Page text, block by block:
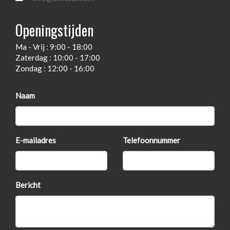
Hoofd airbag(s) achter
Hoofd airbag(s) voor
In hoogte verstelbare koplampen
Keyless start
Lendesteunen
Oplaadmogelijkheid
Passagiersairbag
Rijstrooksensor met correctie
Openingstijden
Ma - Vrij : 9:00 - 18:00
Zaterdag : 10:00 - 17:00
Zondag : 12:00 - 16:00
Naam
E-mailadres Telefoonnummer
Bericht